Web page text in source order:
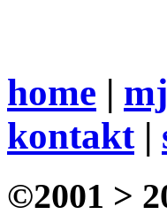
home |
kontakt|
©2001 >